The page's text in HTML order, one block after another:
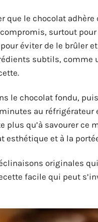
que le chocolat adhère
surtout
éviter de le brûler
subtils, comme
le chocolat fondu,
au réfrigérateur
qu’à savourer ce
esthétique et à la
originales
facile qui peut